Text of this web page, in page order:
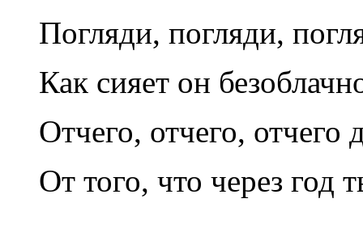
Погляди, погляди,
Как сияет он
Отчего, отчего, отчего
От того, что через год